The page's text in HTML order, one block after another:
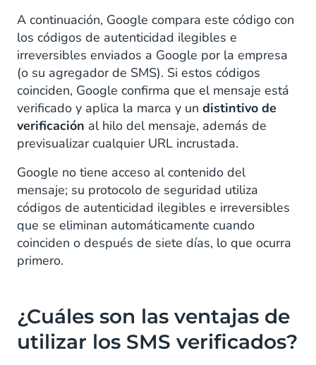
A continuación, Google compara este código con
los códigos de autenticidad ilegibles e
irreversibles enviados a Google por la empresa
(o su agregador de SMS). Si estos códigos
coinciden, Google confirma que el mensaje está
verificado y aplica la marca y un distintivo de
verificación al hilo del mensaje, además de
previsualizar cualquier URL incrustada.
Google no tiene acceso al contenido del
mensaje; su protocolo de seguridad utiliza
códigos de autenticidad ilegibles e irreversibles
que se eliminan automáticamente cuando
coinciden o después de siete días, lo que ocurra
primero.
¿Cuáles son las ventajas de
utilizar los SMS verificados?